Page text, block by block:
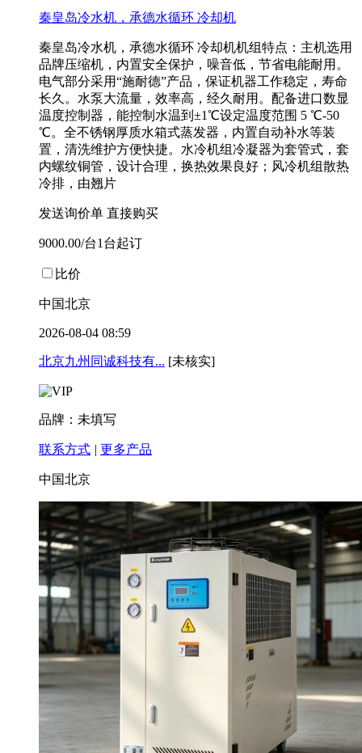
秦皇岛冷水机，承德水循环 冷却机
秦皇岛冷水机，承德水循环 冷却机机组特点：主机选用
品牌压缩机，内置安全保护，噪音低，节省电能耐用。
电气部分采用“施耐德”产品，保证机器工作稳定，寿命
长久。水泵大流量，效率高，经久耐用。配备进口数显
温度控制器，能控制水温到±1℃设定温度范围 5 ℃-50
℃。全不锈钢厚质水箱式蒸发器，内置自动补水等装
置，清洗维护方便快捷。水冷机组冷凝器为套管式，套
内螺纹铜管，设计合理，换热效果良好；风冷机组散热
冷排，由翘片
发送询价单 直接购买
9000.00/台1台起订
比价
中国北京
2026-08-04 08:59
北京九州同诚科技有... [未核实]
品牌：未填写
联系方式 | 更多产品
中国北京